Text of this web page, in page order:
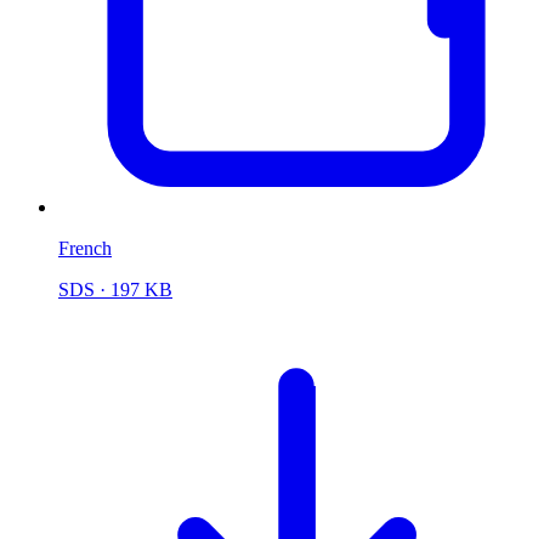
French
SDS · 197 KB